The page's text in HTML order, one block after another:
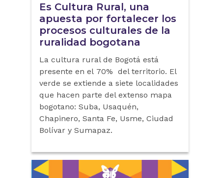
Es Cultura Rural, una
apuesta por fortalecer los
procesos culturales de la
ruralidad bogotana
La cultura rural de Bogotá está
presente en el 70% del territorio. El
verde se extiende a siete localidades
que hacen parte del extenso mapa
bogotano: Suba, Usaquén,
Chapinero, Santa Fe, Usme, Ciudad
Bolívar y Sumapaz.